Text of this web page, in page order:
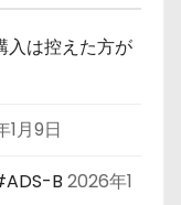
入は控えた方が
1月9日
B 2026年1